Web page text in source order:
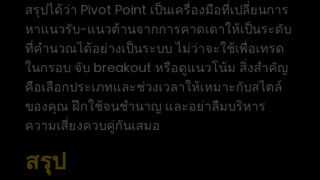
สรุปได้ว่า Pivot Point เป็นเครื่องมือที่เปลี่ยนการ
หาแนวรับ-แนวต้านจากการคาดเดาให้เป็นระดับ
ที่คำนวณได้อย่างเป็นระบบ ไม่ว่าจะใช้เพื่อเทรด
ในกรอบ จับ breakout หรือดูแนวโน้ม สิ่งสำคัญ
คือเลือกประเภทและช่วงเวลาให้เหมาะกับสไตล์
ของคุณ ฝึกใช้จนชำนาญ และอย่าลืมบริหาร
ความเสี่ยงควบคู่กันเสมอ
สรุป